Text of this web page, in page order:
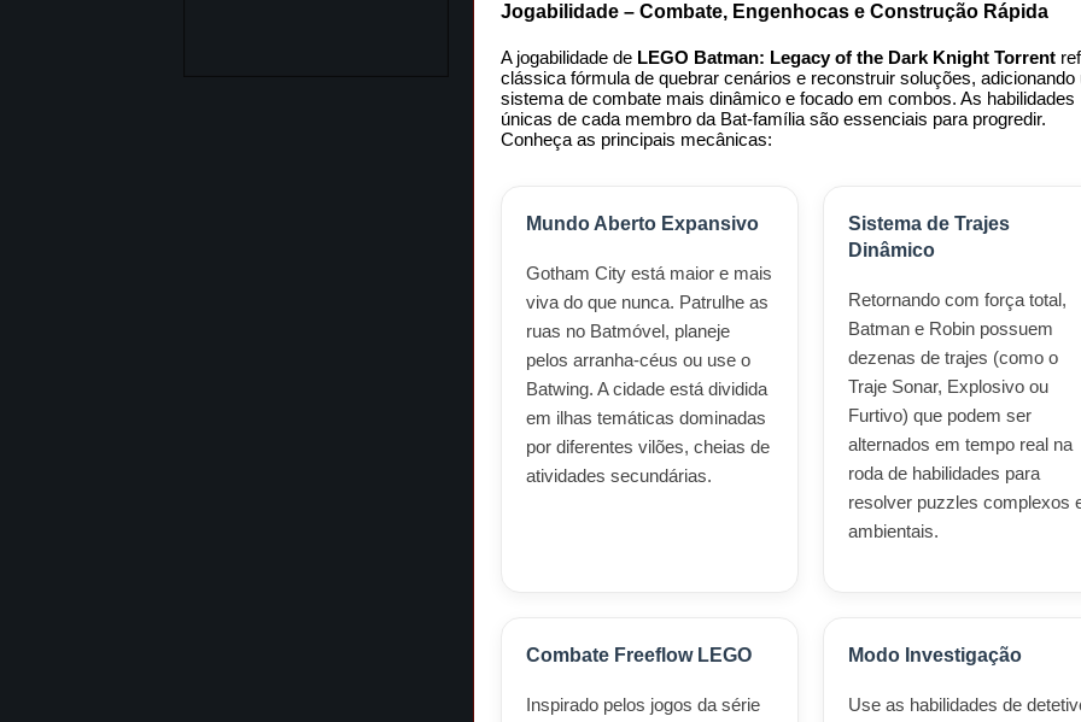
Jogabilidade – Combate, Engenhocas e Construção Rápida
A jogabilidade de LEGO Batman: Legacy of the Dark Knight Torrent
clássica fórmula de quebrar cenários e reconstruir soluções, adicionando
sistema de combate mais dinâmico e focado em combos. As habilidades
únicas de cada membro da Bat-família são essenciais para progredir.
Conheça as principais mecânicas:
Mundo Aberto Expansivo
Gotham City está maior e mais
viva do que nunca. Patrulhe as
ruas no Batmóvel, planeje
pelos arranha-céus ou use o
Batwing. A cidade está dividida
em ilhas temáticas dominadas
por diferentes vilões, cheias de
atividades secundárias.
Sistema de Trajes
Dinâmico
Retornando com força total,
Batman e Robin possuem
dezenas de trajes (como o
Traje Sonar, Explosivo ou
Furtivo) que podem ser
alternados em tempo real na
roda de habilidades para
resolver puzzles complexos
ambientais.
Combate Freeflow LEGO
Inspirado pelos jogos da série
Modo Investigação
Use as habilidades de